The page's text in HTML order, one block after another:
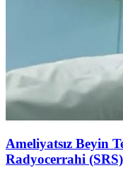
Ameliyatsız Beyin
Radyocerrahi (SRS)